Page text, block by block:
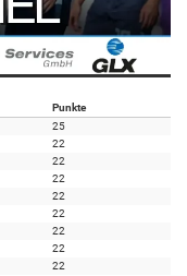
Punkte
25
22
22
22
22
22
22
22
22